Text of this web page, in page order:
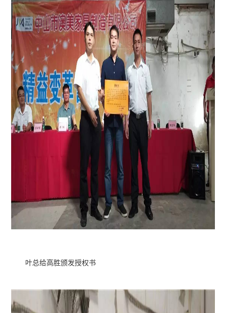
叶总给高胜颁发授权书